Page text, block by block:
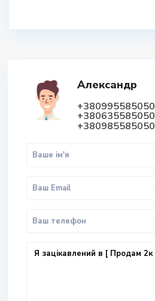
Александр
+380995585050
+380635585050
+380985585050